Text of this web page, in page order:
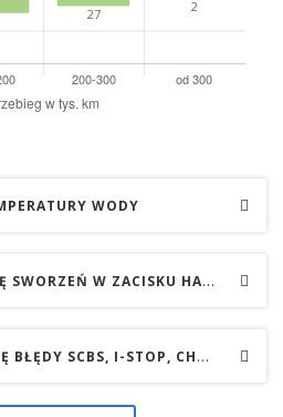
WODY
ZAPIEKAJĄCY SIĘ SWORZEŃ W ZACISKU HAMULCA RĘCZNEGO - HAMULEC NIE ODBIJA.
POJAWIAJĄCE SIĘ BŁĘDY SCBS, I-STOP, CHECK ENGINE, TCS, TPMS